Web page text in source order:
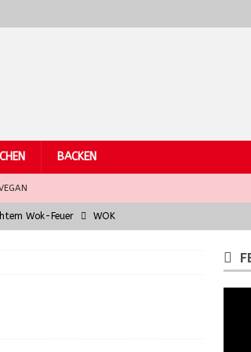
BACKEN
Wok-Feuer WOK
Jus – Wok Hei für Gourmets
der südostasiatischen Küche
e salsiccia